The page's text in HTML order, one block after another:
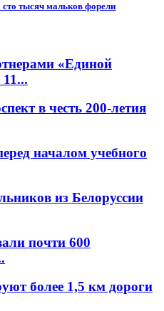
тысяч мальков форели
«Единой
в честь 200-летия
началом учебного
из Белоруссии
почти 600
более 1,5 км дороги